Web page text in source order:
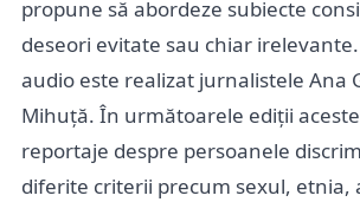
propune să abordeze subiecte
deseori evitate sau chiar
audio este realizat jurnalistele Ana
Mihuță. În următoarele ediții
reportaje despre persoanele
diferite criterii precum sexul, etnia,